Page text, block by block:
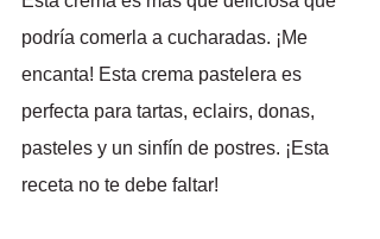
podría comerla a cucharadas. ¡Me
encanta! Esta crema pastelera es
perfecta para tartas, eclairs, donas,
pasteles y un sinfín de postres. ¡Esta
receta no te debe faltar!